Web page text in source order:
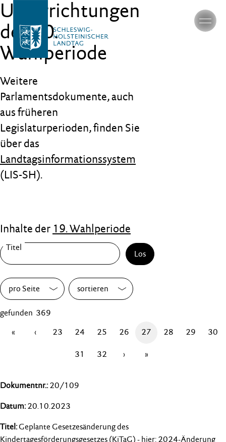
Unterrichtungen
der 20.
Wahlperiode
Weitere
Parlamentsdokumente, auch
aus früheren
Legislaturperioden, finden Sie
über das
Landtagsinformationssystem
(LIS-SH).
Inhalte der 19. Wahlperiode
Los
pro Seite sortieren
gefunden 369
«
‹ 23 24 25 26 27 28 29 30
31 32 › »
20/109
20.10.2023
Geplante Gesetzesänderung des
Kindertagesförderungsgesetzes (KiTaG) - hier: 2024-Änderung